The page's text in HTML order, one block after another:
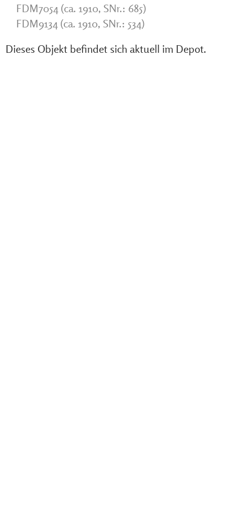
FDM7054 (ca. 1910, SNr.: 685)
FDM9134 (ca. 1910, SNr.: 534)
Dieses Objekt befindet sich aktuell im Depot.